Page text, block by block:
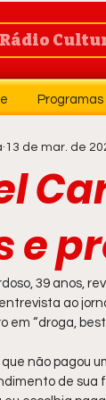
Rádio Cultura de
Programas
e
13 de mar. de
39 anos,
ao
em “droga,
não pagou
de sua